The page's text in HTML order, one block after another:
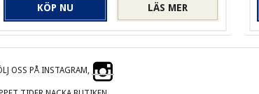
LÄS MER
KÖP NU
OSS PÅ INSTAGRAM,